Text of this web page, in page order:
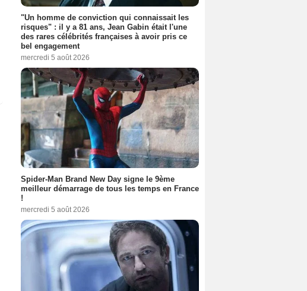
"Un homme de conviction qui connaissait les
risques" : il y a 81 ans, Jean Gabin était l'une
des rares célébrités françaises à avoir pris ce
bel engagement
mercredi 5 août 2026
Spider-Man Brand New Day signe le 9ème
meilleur démarrage de tous les temps en France
!
mercredi 5 août 2026